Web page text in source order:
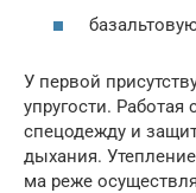
У первой
упругости. Работая
спецодежду и
дыхания.
ма реже